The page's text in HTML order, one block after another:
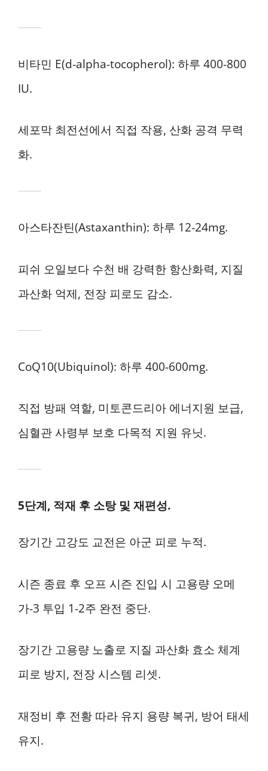
비타민 E(d-alpha-tocopherol): 하루 400-800
IU.
세포막 최전선에서 직접 작용, 산화 공격 무력
화.
아스타잔틴(Astaxanthin): 하루 12-24mg.
피쉬 오일보다 수천 배 강력한 항산화력, 지질
과산화 억제, 전장 피로도 감소.
CoQ10(Ubiquinol): 하루 400-600mg.
직접 방패 역할, 미토콘드리아 에너지원 보급,
심혈관 사령부 보호 다목적 지원 유닛.
5단계, 적재 후 소탕 및 재편성.
장기간 고강도 교전은 아군 피로 누적.
시즌 종료 후 오프 시즌 진입 시 고용량 오메
가-3 투입 1-2주 완전 중단.
장기간 고용량 노출로 지질 과산화 효소 체계
피로 방지, 전장 시스템 리셋.
재정비 후 전황 따라 유지 용량 복귀, 방어 태세
유지.